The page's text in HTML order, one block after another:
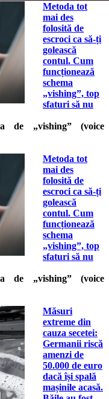
Metoda tot
mai des
folosită de
escroci ca să-ți
golească
contul. Cum
funcționează
schema
„vishing”, top
sfaturi să nu
de „vishing” (voice
Metoda tot
mai des
folosită de
escroci ca să-ți
golească
contul. Cum
funcționează
schema
„vishing”, top
sfaturi să nu
de „vishing” (voice
Măsuri
extreme din
cauza secetei:
Germanii riscă
amenzi de
50.000 de euro
dacă își spală
mașinile acasă.